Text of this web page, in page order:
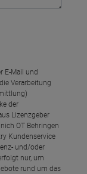
E-Mail und
Verarbeitung
der
Lizenzgeber
OT Behringen
Kundenservice
und/oder
nur, um
rund um das